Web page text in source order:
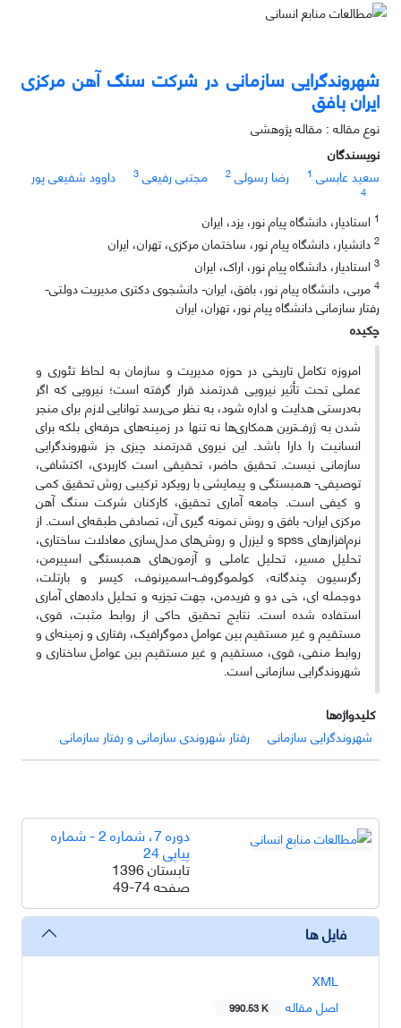
شهروندگرایی سازمانی در شرکت سنگ آهن مرکزی
ایران بافق
نوع مقاله : مقاله پژوهشی
نویسندگان
سعید عابسی 1 رضا رسولی 2 مجتبی رفیعی 3 داوود شفیعی پور
4
1 استادیار، دانشگاه پیام نور، یزد، ایران
2 دانشیار، دانشگاه پیام نور، ساختمان مرکزی، تهران، ایران
3 استادیار، دانشگاه پیام نور، اراک، ایران
4 مربی، دانشگاه پیام نور، بافق، ایران- دانشجوی دکتری مدیریت دولتی-
رفتار سازمانی دانشگاه پیام نور، تهران، ایران
چکیده
امروزه تکامل تاریخی در حوزه مدیریت و سازمان به لحاظ تئوری و
عملی تحت تأثیر نیرویی قدرتمند قرار گرفته است؛ نیرویی که اگر
به‌درستی هدایت و اداره شود، به نظر می‌رسد توانایی لازم برای منجر
شدن به ژرف‌ترین همکاری‌ها نه تنها در زمینه‌های حرفه‌ای بلکه برای
انسانیت را دارا باشد. این نیروی قدرتمند چیزی جز شهروندگرایی
سازمانی نیست. تحقیق حاضر، تحقیقی است کاربردی، اکتشافی،
توصیفی- همبستگی و پیمایشی با رویکرد ترکیبی روش تحقیق کمی
و کیفی است. جامعه آماری تحقیق، کارکنان شرکت سنگ آهن
مرکزی ایران- بافق و روش نمونه گیری آن، تصادفی طبقه‌ای است. از
نرم‌افزارهای spss و لیزرل و روش‌های مدل‌سازی معادلات ساختاری،
تحلیل مسیر، تحلیل عاملی و آزمون‌های همبستگی اسپیرمن،
رگرسیون چندگانه، کولموگروف-اسمیرنوف، کیسر و بارتلت،
دوجمله ای، خی دو و فریدمن، جهت تجزیه و تحلیل داده‌های آماری
استفاده شده است. نتایج تحقیق حاکی از روابط مثبت، قوی،
مستقیم و غیر مستقیم بین عوامل دموگرافیک، رفتاری و زمینه‌ای و
روابط منفی، قوی، مستقیم و غیر مستقیم بین عوامل ساختاری و
شهروندگرایی سازمانی است.
کلیدواژه‌ها
شهروندگرایی سازمانی
رفتار شهروندی سازمانی و رفتار سازمانی
دوره 7، شماره 2 - شماره
پیاپی 24
تابستان 1396
صفحه49-74
فایل ها
XML
اصل مقاله
990.53 K